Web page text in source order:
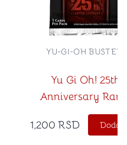
Yu Gi Oh! 25th
Anniversary
Collection Booster
Edition)
YU-GI-OH BUSTERI
1,200 RSD